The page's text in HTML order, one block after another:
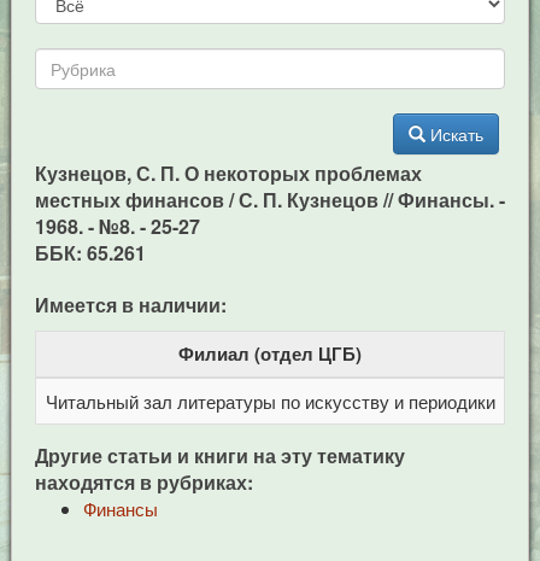
Искать
Кузнецов, С. П. О некоторых проблемах
местных финансов / С. П. Кузнецов // Финансы. -
1968. - №8. - 25-27
ББК: 65.261
Имеется в наличии:
Филиал (отдел ЦГБ)
Читальный зал литературы по искусству и периодики
Другие статьи и книги на эту тематику
находятся в рубриках:
Финансы